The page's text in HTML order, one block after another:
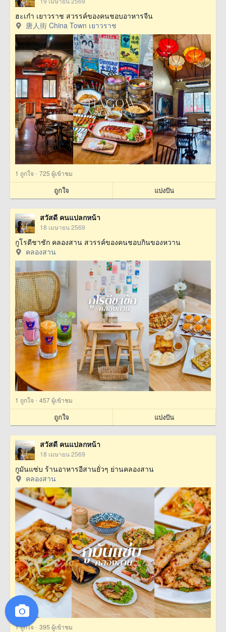
ฮะเก๋า เยาวราช สวรรค์ของคนชอบอาหารจีน
唐人街 China Town เยาวราช
1 ถูกใจ · 725 ผู้เข้าชม
ถูกใจ แบ่งปัน
สวัสดี คนแปลกหน้า
18 เมษายน 2569
กูโรตีชาชัก คลองสาน สวรรค์ของคนชอบกินของหวาน
คลองสาน
1 ถูกใจ · 457 ผู้เข้าชม
ถูกใจ แบ่งปัน
สวัสดี คนแปลกหน้า
18 เมษายน 2569
กูมันแซ่บ ร้านอาหารอีสานยั่วๆ ย่านคลองสาน
คลองสาน
1ถูกใจ · 395 ผู้เข้าชม